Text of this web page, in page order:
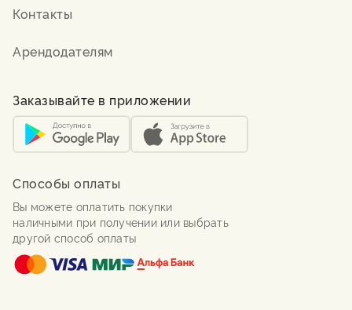
Контакты
Арендодателям
Заказывайте в приложении
Способы оплаты
Вы можете оплатить покупки
наличными при получении или выбрать
другой способ оплаты